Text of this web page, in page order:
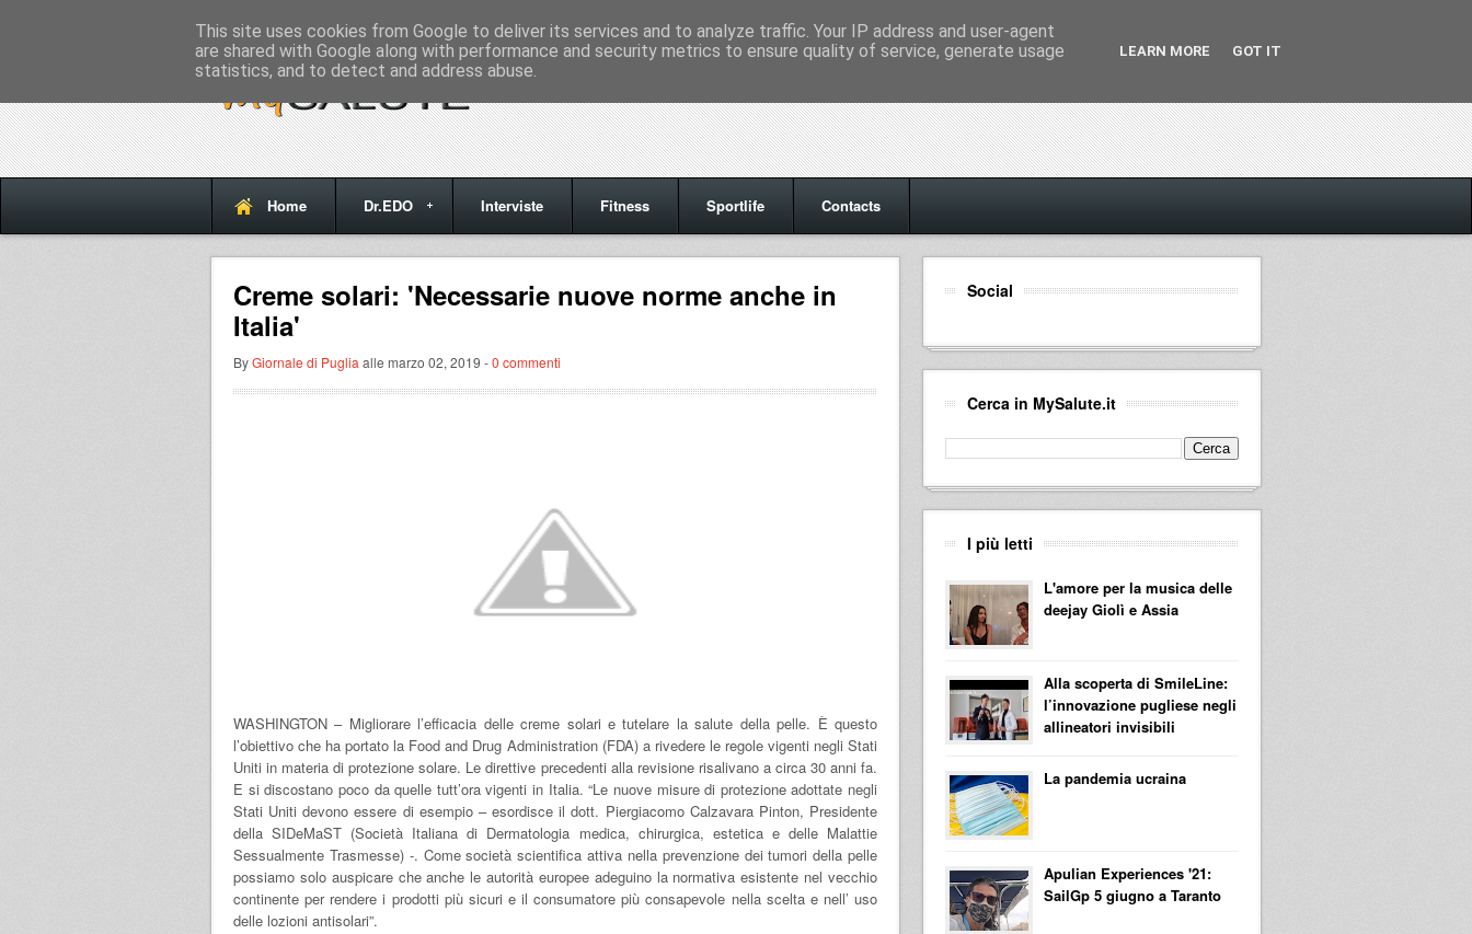
Home Dr.EDO Interviste Fitness Sportlife Contacts
Creme solari: 'Necessarie nuove norme anche in
Italia'
ByGiornale di Puglia alle marzo 02, 2019 -0 commenti
WASHINGTON – Migliorare l’efficacia delle creme solari e tutelare la salute della pelle. È questo
l’obiettivo che ha portato la Food and Drug Administration (FDA) a rivedere le regole vigenti negli Stati
Uniti in materia di protezione solare. Le direttive precedenti alla revisione risalivano a circa 30 anni fa.
E si discostano poco da quelle tutt’ora vigenti in Italia. “Le nuove misure di protezione adottate negli
Stati Uniti devono essere di esempio – esordisce il dott. Piergiacomo Calzavara Pinton, Presidente
della SIDeMaST (Società Italiana di Dermatologia medica, chirurgica, estetica e delle Malattie
Sessualmente Trasmesse) -. Come società scientifica attiva nella prevenzione dei tumori della pelle
possiamo solo auspicare che anche le autorità europee adeguino la normativa esistente nel vecchio
continente per rendere i prodotti più sicuri e il consumatore più consapevole nella scelta e nell’ uso
delle lozioni antisolari”.
Social
Cerca in MySalute.it
I più letti
L'amore per la musica delle
deejay Giolì e Assia
Alla scoperta di SmileLine:
l’innovazione pugliese negli
allineatori invisibili
La pandemia ucraina
Apulian Experiences '21:
SailGp 5 giugno a Taranto
This site uses cookies from Google to deliver its services and to analyze traffic. Your IP address and user-agent
are shared with Google along with performance and security metrics to ensure quality of service, generate usage
statistics, and to detect and address abuse.
LEARN MORE GOT IT